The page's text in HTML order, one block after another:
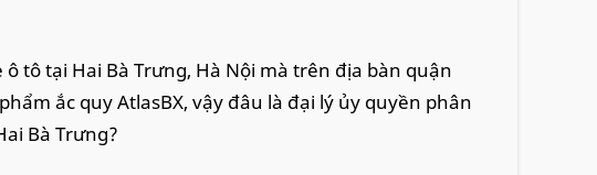
tô tại Hai Bà Trưng, Hà Nội mà trên địa bàn quận
ắc quy AtlasBX, vậy đâu là đại lý ủy quyền phân
Bà Trưng?